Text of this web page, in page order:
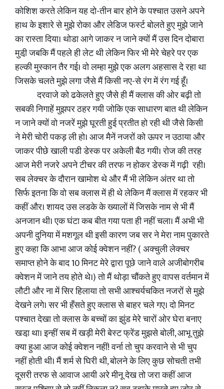
कोशिश करते लेकिन यह दो-तीन बार होने के पश्चात उसने अपने
हाथ के इशारे से मुझे रोका और लेडिज फर्स्ट बोलते हुए मुझे जाने
का रास्ता दिया। थोडा आगे जाकर न जाने क्यों मैं उस दिन दोबारा
मुडी़ जबकि मैं पहले ही लेट थी लेकिन फिर भी मेरे चेहरे पर एक
हल्की मुस्कान तैर गई। वो लम्हा मुझे एक अलग अहसास दे रहा था
जिसके चलते मुझे लगा जैसे मैं किसी नए-से रंग में रंग गई हूँ।
दरवाजे को ढकेलते हुए जैसे ही मैं क्लास की ओर बढ़ी तो
सबकी निगाहें मुझपर ठहर गयी जोकि एक साधारण बात थी लेकिन
न जाने क्यों वो नजरें मुझे घूरती हुई प्रतीत हो रही थी जैसे किसी
ने मेरी चोरी पकड़ ली हो। आज मैनें नजरों को ऊपर न उठाया और
जाकर पीछे खाली पडी डेस्क पर अकेली बैठ गयी। रोज की तरह
आज मेरी नजरे अपने टीचर की तरफ न होकर डेस्क में गढ़ी रही।
सब लेक्चर के दौरान खामोश थे और मैं भी लेकिन अंतर था तो
सिर्फ इतना कि वो सब क्लास में ही थे लेकिन मैं क्लास में रहकर भी
कहीं और। शायद उस लडके के ख्यालों में जिसके नाम से भी मैं
अनजान थी। एक घंटा कब बीत गया पता ही नहीं चला। मैं अभी भी
अपनी दुनिया में मशगूल थी इसी कारण जब सर ने मेरा नाम पुकारते
हुए कहा कि आभा आज कोई क्वेशन नहीं? ( अक्चुली लेक्चर
समाप्त होने के बाद 10 मिनट मेरे द्वारा पूछे जाने वाले अजीबोगरीब
क्वेशन में जाने तय होते थे।) तो मैं थोड़ा चौंकते हुए वापस वर्तमान में
लौटी और ना में सिर हिलाया तो सभी आश्चर्यचकित नजरों से मुझे
देखने लगे। सर भी हँसते हुए क्लास से बाहर चले गए। दो मिनट
पश्चात देखा तो क्लास के बच्चों का झुंड मेरे चारों ओर घेरा बनाए
खडा़ था। इन्हीं सब में खड़ी मेरी बेस्ट फ्रेंड मुझसे बोली, आभू तुझे
क्या हुआ आज कोई क्वेशन नहीं! वर्ना तो चुप करवाने से भी चुप
नहीं होती थी। मैं शर्म से घिरी थी, बोलने के लिए कुछ सोचती तभी
दूसरी तरफ से आवाज आयी अरे मीनू देख तो जरा कहीं आज